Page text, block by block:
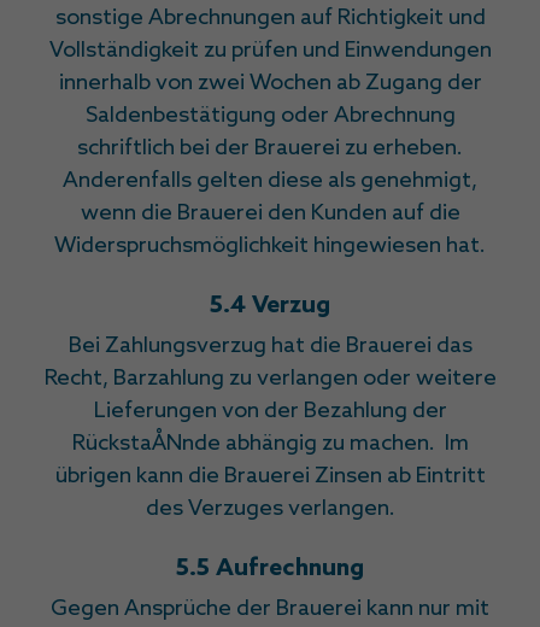
sonstige Abrechnungen auf Richtigkeit und
Vollständigkeit zu prüfen und Einwendungen
innerhalb von zwei Wochen ab Zugang der
Saldenbestätigung oder Abrechnung
schriftlich bei der Brauerei zu erheben.
Anderenfalls gelten diese als genehmigt,
wenn die Brauerei den Kunden auf die
Widerspruchsmöglichkeit hingewiesen hat.
5.4 Verzug
Bei Zahlungsverzug hat die Brauerei das
Recht, Barzahlung zu verlangen oder weitere
Lieferungen von der Bezahlung der
RückstaÅNnde abhängig zu machen. Im
übrigen kann die Brauerei Zinsen ab Eintritt
des Verzuges verlangen.
5.5 Aufrechnung
Gegen Ansprüche der Brauerei kann nur mit